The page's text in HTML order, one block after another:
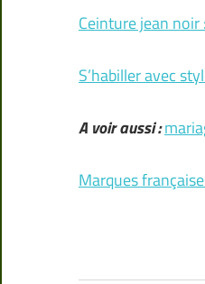
Ceinture jean
S’habiller avec
A voir aussi :
Marques